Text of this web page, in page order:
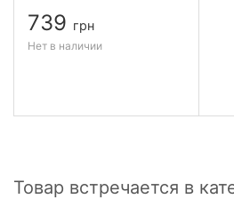
739 грн
Нет в наличии
Товар встречается в